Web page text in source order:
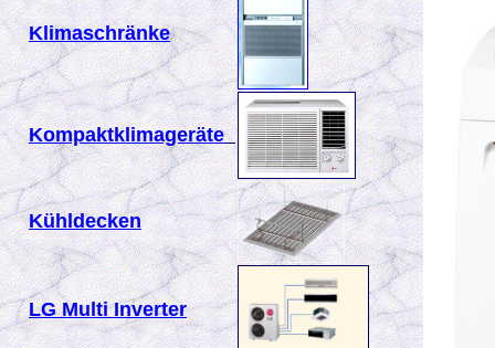
Klimaschränke
Kompaktklimageräte
Kühldecken
LG Multi Inverter